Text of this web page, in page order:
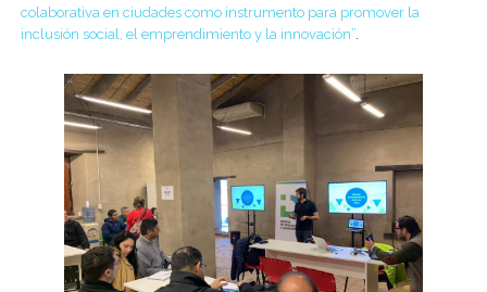
colaborativa en ciudades como instrumento para promover la
inclusión social, el emprendimiento y la innovación”.